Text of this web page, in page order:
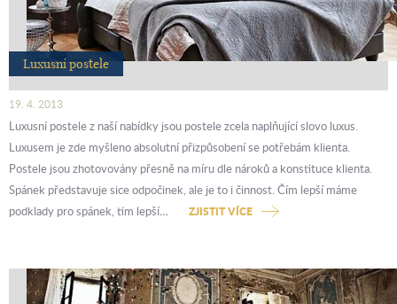
Luxusní postele
19. 4. 2013
Luxusní postele z naší nabídky jsou postele zcela naplňující slovo luxus.
Luxusem je zde myšleno absolutní přizpůsobení se potřebám klienta.
Postele jsou zhotovovány přesně na míru dle nároků a konstituce klienta.
Spánek představuje sice odpočinek, ale je to i činnost. Čím lepší máme
podklady pro spánek, tím lepší…
ZJISTIT VÍCE